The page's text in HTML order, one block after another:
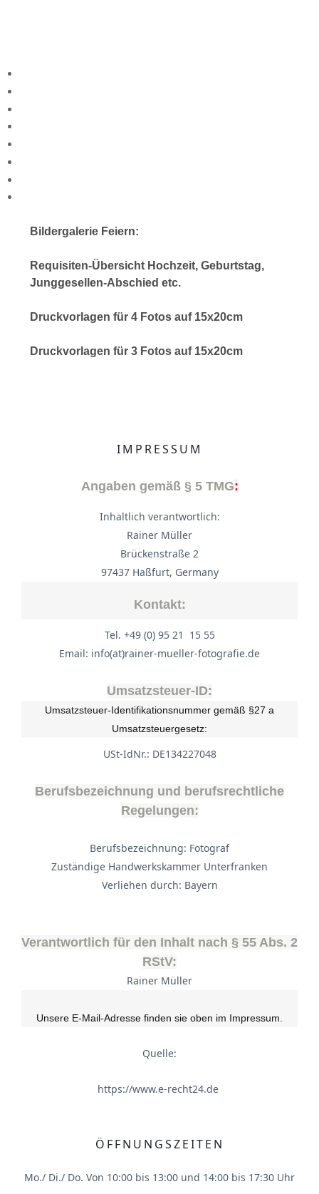
Bildergalerie Feiern:
Requisiten-Übersicht Hochzeit, Geburtstag,
Junggesellen-Abschied etc.
Druckvorlagen für 4 Fotos auf 15x20cm
Druckvorlagen für 3 Fotos auf 15x20cm
IMPRESSUM
Angaben gemäß § 5 TMG:
Inhaltlich verantwortlich:
Rainer Müller
Brückenstraße 2
97437 Haßfurt, Germany
Kontakt:
Tel. +49 (0) 95 21 15 55
Email: info(at)rainer-mueller-fotografie.de
Umsatzsteuer-ID:
Umsatzsteuer-Identifikationsnummer gemäß §27 a
Umsatzsteuergesetz:
USt-IdNr.: DE134227048
Berufsbezeichnung und berufsrechtliche
Regelungen:
Berufsbezeichnung: Fotograf
Zuständige Handwerkskammer Unterfranken
Verliehen durch: Bayern
Verantwortlich für den Inhalt nach § 55 Abs. 2
RStV:
Rainer Müller
Unsere E-Mail-Adresse finden sie oben im Impressum.
Quelle:
https://www.e-recht24.de
ÖFFNUNGSZEITEN
Mo./ Di./ Do. Von 10:00 bis 13:00 und 14:00 bis 17:30 Uhr